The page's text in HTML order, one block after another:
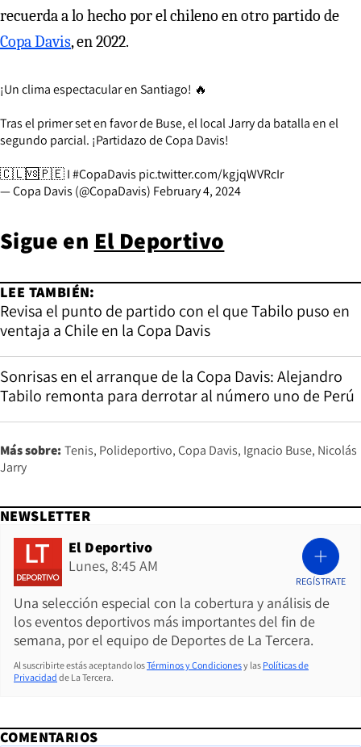
recuerda a lo hecho por el chileno en otro partido de
Copa Davis, en 2022.
¡Un clima espectacular en Santiago! 🔥
Tras el primer set en favor de Buse, el local Jarry da batalla en el
segundo parcial. ¡Partidazo de Copa Davis!
🇨🇱🆚🇵🇪 I#CopaDavis pic.twitter.com/kgjqWVRcIr
— Copa Davis (@CopaDavis) February 4, 2024
Sigue en El Deportivo
LEE TAMBIÉN:
Revisa el punto de partido con el que Tabilo puso en
ventaja a Chile en la Copa Davis
Sonrisas en el arranque de la Copa Davis: Alejandro
Tabilo remonta para derrotar al número uno de Perú
Más sobre: Tenis Polideportivo Copa Davis Ignacio Buse Nicolás
Jarry
NEWSLETTER
El Deportivo
Lunes, 8:45 AM
Una selección especial con la cobertura y análisis de
los eventos deportivos más importantes del fin de
semana, por el equipo de Deportes de La Tercera.
REGÍSTRATE
Al suscribirte estás aceptando losTérminos y Condicionesy las Políticas de
Privacidad de La Tercera.
COMENTARIOS